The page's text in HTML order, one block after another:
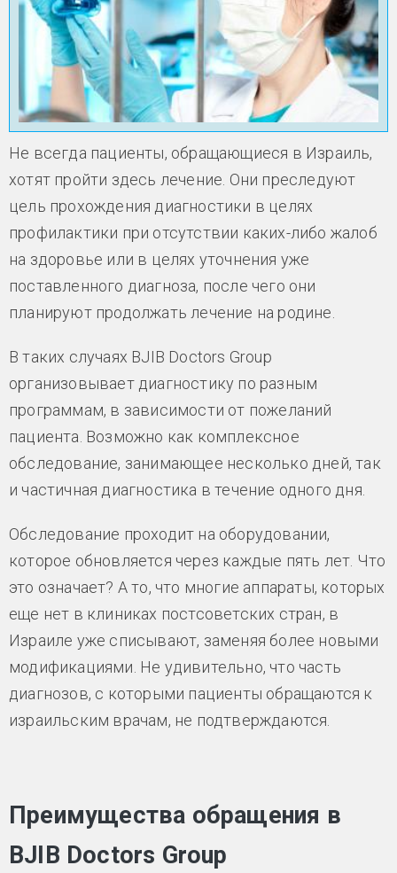
Не всегда пациенты, обращающиеся в Израиль,
хотят пройти здесь лечение. Они преследуют
цель прохождения диагностики в целях
профилактики при отсутствии каких-либо жалоб
на здоровье или в целях уточнения уже
поставленного диагноза, после чего они
планируют продолжать лечение на родине.
В таких случаях BJIB Doctors Group
организовывает диагностику по разным
программам, в зависимости от пожеланий
пациента. Возможно как комплексное
обследование, занимающее несколько дней, так
и частичная диагностика в течение одного дня.
Обследование проходит на оборудовании,
которое обновляется через каждые пять лет. Что
это означает? А то, что многие аппараты, которых
еще нет в клиниках постсоветских стран, в
Израиле уже списывают, заменяя более новыми
модификациями. Не удивительно, что часть
диагнозов, с которыми пациенты обращаются к
израильским врачам, не подтверждаются.
Преимущества обращения в
BJIB Doctors Group